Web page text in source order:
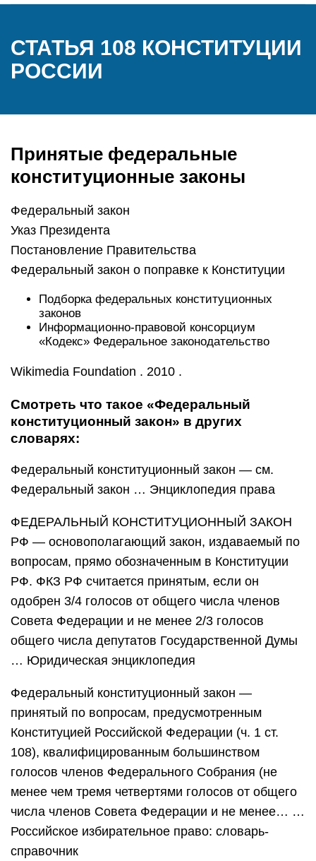
СТАТЬЯ 108 КОНСТИТУЦИИ
РОССИИ
Принятые федеральные
конституционные законы
Федеральный закон
Указ Президента
Постановление Правительства
Федеральный закон о поправке к Конституции
Подборка федеральных конституционных
законов
Информационно-правовой консорциум
«Кодекс» Федеральное законодательство
Wikimedia Foundation . 2010 .
Смотреть что такое «Федеральный
конституционный закон» в других
словарях:
Федеральный конституционный закон — см.
Федеральный закон … Энциклопедия права
ФЕДЕРАЛЬНЫЙ КОНСТИТУЦИОННЫЙ ЗАКОН
РФ — основополагающий закон, издаваемый по
вопросам, прямо обозначенным в Конституции
РФ. ФКЗ РФ считается принятым, если он
одобрен 3/4 голосов от общего числа членов
Совета Федерации и не менее 2/3 голосов
общего числа депутатов Государственной Думы
… Юридическая энциклопедия
Федеральный конституционный закон —
принятый по вопросам, предусмотренным
Конституцией Российской Федерации (ч. 1 ст.
108), квалифицированным большинством
голосов членов Федерального Собрания (не
менее чем тремя четвертями голосов от общего
числа членов Совета Федерации и не менее… …
Российское избирательное право: словарь-
справочник